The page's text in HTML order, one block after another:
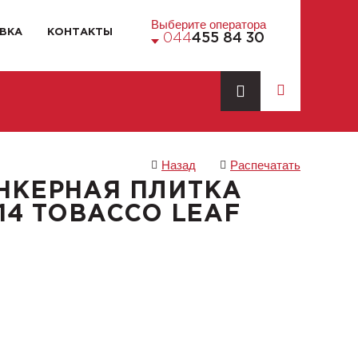
КОНТАКТЫ
Выберите оператора
044455 84 30
Назад Распечатать
ПЛИТКА
TOBACCO LEAF